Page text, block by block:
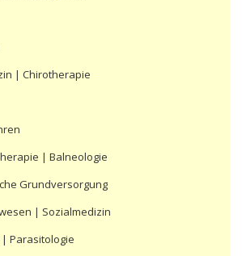
| Chirotherapie
| Balneologie
Grundversorgung
| Sozialmedizin
Parasitologie